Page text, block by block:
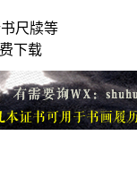
尺牍等
下载
需要请 微
会员啦，点击❉❉☛